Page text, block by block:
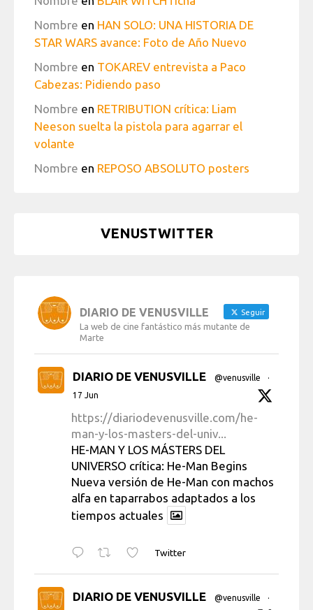
Nombre en HAN SOLO: UNA HISTORIA DE
STAR WARS avance: Foto de Año Nuevo
Nombre en TOKAREV entrevista a Paco
Cabezas: Pidiendo paso
Nombre en RETRIBUTION crítica: Liam
Neeson suelta la pistola para agarrar el
volante
Nombre en REPOSO ABSOLUTO posters
VENUSTWITTER
DIARIO DE VENUSVILLE Seguir
La web de cine fantástico más mutante de
Marte
DIARIO DE VENUSVILLE @venusville
·
17 Jun
https://diariodevenusville.com/he-
man-y-los-masters-del-univ...
HE-MAN Y LOS MÁSTERS DEL
UNIVERSO crítica: He-Man Begins
Nueva versión de He-Man con machos
alfa en taparrabos adaptados a los
tiempos actuales
Twitter
DIARIO DE VENUSVILLE @venusville
·